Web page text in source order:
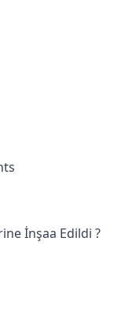
İnşaa Edildi ?